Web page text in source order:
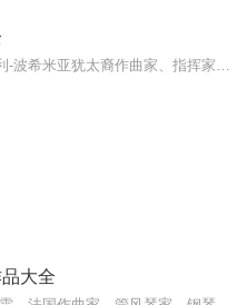
大全